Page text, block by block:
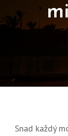
Snad každý